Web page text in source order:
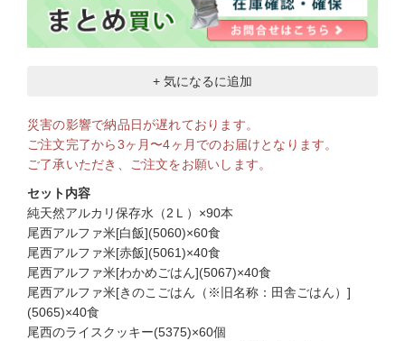
+ 気になるに追加
災害の影響で納品日が遅れております。
ご注文完了から3ヶ月〜4ヶ月でのお届けとなります。
ご了承いただき、ご注文をお願いします。
セット内容
純天然アルカリ保存水（2Ｌ）×90本
尾西アルファ米[白飯](5060)×60食
尾西アルファ米[赤飯](5061)×40食
尾西アルファ米[わかめごはん](5067)×40食
尾西アルファ米[きのこごはん（※旧名称：田舎ごはん）]
(5065)×40食
尾西のライスクッキー(5375)×60個